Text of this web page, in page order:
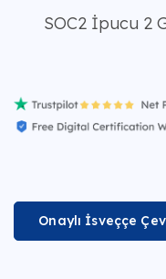
SOC2 İpucu 2
Onaylı İsveççe